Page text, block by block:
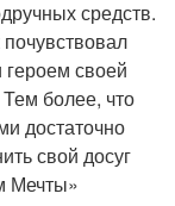
средств.
своей
более, что
достаточно
свой досуг
Мечты»